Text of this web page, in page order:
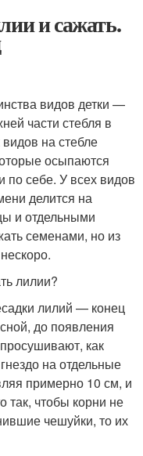
и сажать.
видов детки —
части стебля в
на стебле
осыпаются
по себе. У всех видов
делится на
и отдельными
семенами, но из
лилии?
лилий — конец
до появления
как
на отдельные
примерно 10 см, и
так, чтобы корни не
чешуйки, то их